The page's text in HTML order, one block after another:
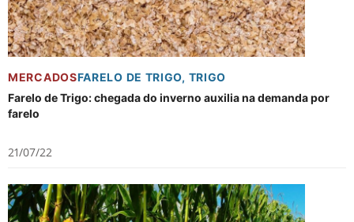
MERCADOSFARELO DE TRIGO, TRIGO
Farelo de Trigo: chegada do inverno auxilia na demanda por
farelo
21/07/22